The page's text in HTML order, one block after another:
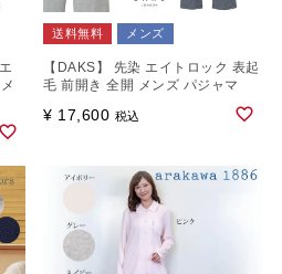
送料無料 メンズ
【DAKS】 先染 エイトロック 表起
毛 前開き 全開 メンズ パジャマ
¥ 17,600 税込